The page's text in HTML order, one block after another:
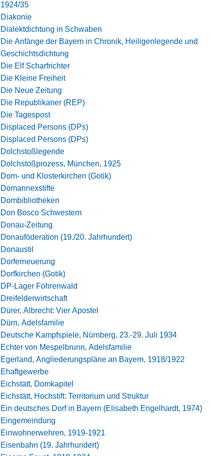
1924/35
Diakonie
Dialektdichtung in Schwaben
Die Anfänge der Bayern in Chronik, Heiligenlegende und
Geschichtsdichtung
Die Elf Scharfrichter
Die Kleine Freiheit
Die Neue Zeitung
Die Republikaner (REP)
Die Tagespost
Displaced Persons (DPs)
Displaced Persons (DPs)
Dolchstoßlegende
Dolchstoßprozess, München, 1925
Dom- und Klosterkirchen (Gotik)
Domannexstifte
Dombibliotheken
Don Bosco Schwestern
Donau-Zeitung
Donauföderation (19./20. Jahrhundert)
Donaustil
Dorferneuerung
Dorfkirchen (Gotik)
DP-Lager Föhrenwald
Dreifelderwirtschaft
Dürer, Albrecht: Vier Apostel
Dürn, Adelsfamilie
Deutsche Kampfspiele, Nürnberg, 23.-29. Juli 1934
Echter von Mespelbrunn, Adelsfamilie
Egerland, Angliederungspläne an Bayern, 1918/1922
Ehaftgewerbe
Eichstätt, Domkapitel
Eichstätt, Hochstift: Territorium und Struktur
Ein deutsches Dorf in Bayern (Elisabeth Engelhardt, 1974)
Eingemeindung
Einwohnerwehren, 1919-1921
Eisenbahn (19. Jahrhundert)